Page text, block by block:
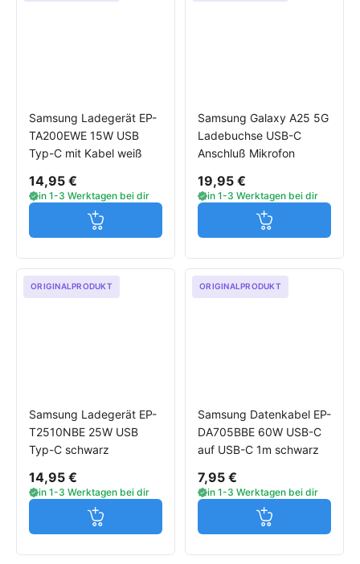
Samsung Ladegerät EP-
TA200EWE 15W USB
Typ-C mit Kabel weiß
14,95 €
in 1-3 Werktagen bei dir
Jetzt in den Warenkorb
Samsung Galaxy A25 5G
Ladebuchse USB-C
Anschluß Mikrofon
19,95 €
in 1-3 Werktagen bei dir
Jetzt in den
ORIGINALPRODUKT
Samsung Ladegerät EP-
T2510NBE 25W USB
Typ-C schwarz
14,95 €
in 1-3 Werktagen bei dir
Jetzt in den Warenkorb
ORIGINALPRODUKT
Samsung Datenkabel EP-
DA705BBE 60W USB-C
auf USB-C 1m schwarz
7,95 €
in 1-3 Werktagen bei dir
Jetzt in den